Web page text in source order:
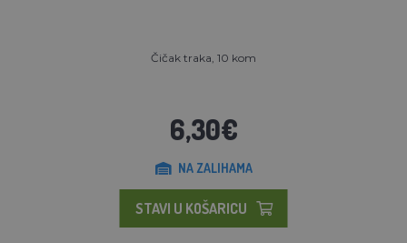
Čičak traka, 10 kom
6,30€
NA ZALIHAMA
STAVI U KOŠARICU